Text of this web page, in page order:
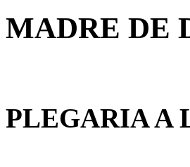
MADRE DE
PLEGARIA A